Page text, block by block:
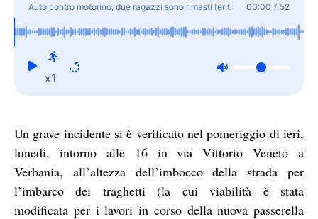
Auto contro motorino, due ragazzi sono rimasti feriti 00:00 / 52
x1
Un grave incidente si è verificato nel pomeriggio di ieri,
lunedì, intorno alle 16 in via Vittorio Veneto a
Verbania, all’altezza dell’imbocco della strada per
l’imbarco dei traghetti (la cui viabilità è stata
modificata per i lavori in corso della nuova passerella